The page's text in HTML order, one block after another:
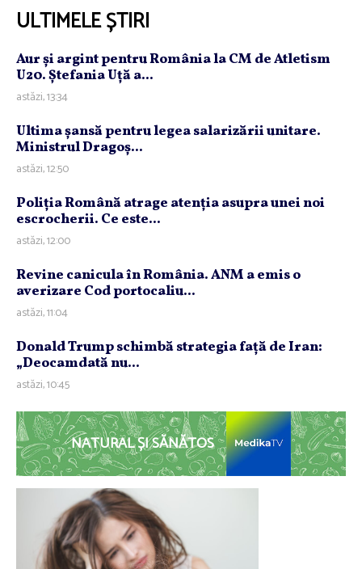
ULTIMELE ȘTIRI
Aur şi argint pentru România la CM de Atletism
U20. Ştefania Uţă a...
astăzi, 13:34
Ultima şansă pentru legea salarizării unitare.
Ministrul Dragoş...
astăzi, 12:50
Poliţia Română atrage atenţia asupra unei noi
escrocherii. Ce este...
astăzi, 12:00
Revine canicula în România. ANM a emis o
averizare Cod portocaliu...
astăzi, 11:04
Donald Trump schimbă strategia faţă de Iran:
„Deocamdată nu...
astăzi, 10:45
NATURAL ȘI SĂNĂTOS